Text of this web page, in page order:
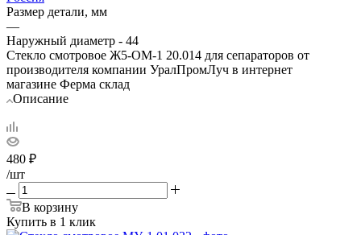
Размер детали, мм
—
Наружный диаметр - 44
Стекло смотровое Ж5-ОМ-1 20.014 для сепараторов от
производителя компании УралПромЛуч в интернет
магазине Ферма склад
Описание
480 ₽
/шт
В корзину
Купить в 1 клик